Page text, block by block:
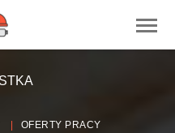
OFERTY PRACY